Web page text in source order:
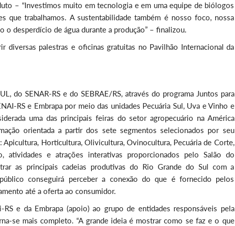
– “Investimos muito em tecnologia e em uma equipe de biólogos
que trabalhamos. A sustentabilidade também é nosso foco, nossa
desperdício de água durante a produção” – finalizou.
palestras e oficinas gratuitas no Pavilhão Internacional da
do SENAR-RS e do SEBRAE/RS, através do programa Juntos para
RS e Embrapa por meio das unidades Pecuária Sul, Uva e Vinho e
uma das principais feiras do setor agropecuário na América
orientada a partir dos sete segmentos selecionados por seu
Horticultura, Olivicultura, Ovinocultura, Pecuária de Corte,
e atrações interativas proporcionados pelo Salão do
as principais cadeias produtivas do Rio Grande do Sul com a
conseguirá perceber a conexão do que é fornecido pelos
até a oferta ao consumidor.
e da Embrapa (apoio) ao grupo de entidades responsáveis pela
se mais completo. “A grande ideia é mostrar como se faz e o que